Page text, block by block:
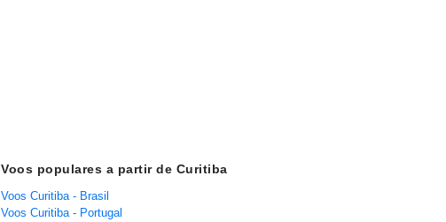
Voos populares a partir de Curitiba
Voos Curitiba - Brasil
Voos Curitiba - Portugal